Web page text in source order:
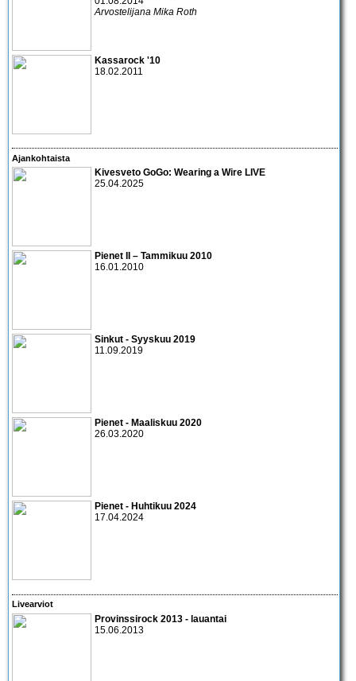
Arvostelijana Mika Roth
Kassarock '10
18.02.2011
Ajankohtaista
Kivesveto GoGo: Wearing a Wire LIVE
25.04.2025
Pienet II – Tammikuu 2010
16.01.2010
Sinkut - Syyskuu 2019
11.09.2019
Pienet - Maaliskuu 2020
26.03.2020
Pienet - Huhtikuu 2024
17.04.2024
Livearviot
Provinssirock 2013 - lauantai
15.06.2013